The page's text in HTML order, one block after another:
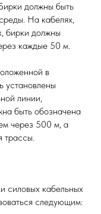
должны быть
На кабелях,
бирки должны
каждые 50 м.
в
установлены
линии,
быть обозначена
через 500 м, а
трассы.
силовых кабельных
следующим: